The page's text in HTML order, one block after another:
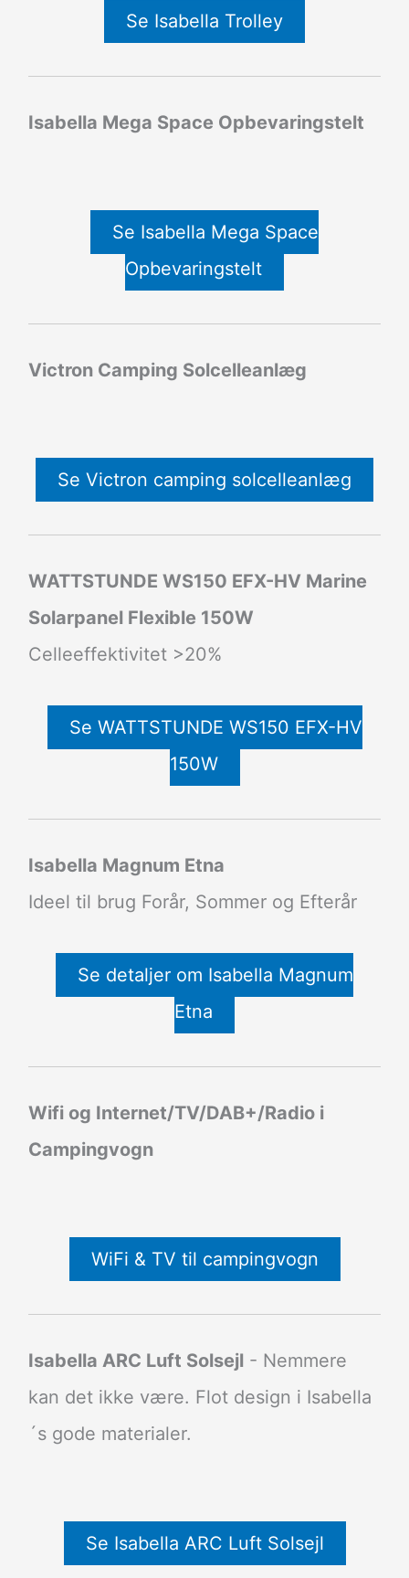
Se Isabella Trolley
Isabella Mega Space Opbevaringstelt
Se Isabella Mega Space
Opbevaringstelt
Victron Camping Solcelleanlæg
Se Victron camping solcelleanlæg
WATTSTUNDE WS150 EFX-HV Marine
Solarpanel Flexible 150W
Celleeffektivitet >20%
Se WATTSTUNDE WS150 EFX-HV
150W
Isabella Magnum Etna
Ideel til brug Forår, Sommer og Efterår
Se detaljer om Isabella Magnum
Etna
Wifi og Internet/TV/DAB+/Radio i
Campingvogn
WiFi & TV til campingvogn
Isabella ARC Luft Solsejl- Nemmere
kan det ikke være. Flot design i Isabella
´s gode materialer.
Se Isabella ARC Luft Solsejl